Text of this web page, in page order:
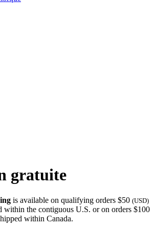
gratuite
is available on qualifying orders $50 (USD)
within the contiguous U.S. or on orders $100
within Canada.